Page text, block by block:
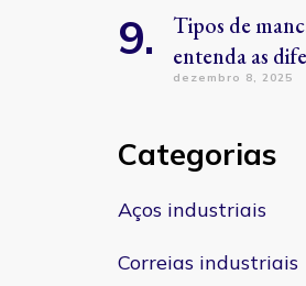
Tipos de
entenda as
dezembro 8, 2025
Categorias
Aços industriais
Correias industriais